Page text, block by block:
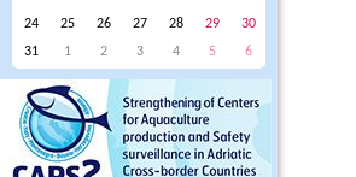
24
25 26 27 28 29
30
31
1 2 3 4 5 6